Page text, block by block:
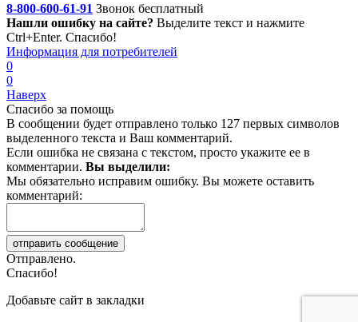
8-800-600-61-91 Звонок бесплатный
Нашли ошибку на сайте? Выделите текст и нажмите
Ctrl+Enter. Спасибо!
Информация для потребителей
0
0
Наверх
Спасибо за помощь
В сообщении будет отправлено только 127 первых символов
выделенного текста и Ваш комментарий.
Если ошибка не связана с текстом, просто укажите ее в
комментарии. Вы выделили:
Мы обязательно исправим ошибку. Вы можете оставить
комментарий:
Отправлено.
Спасибо!
Добавьте сайт в закладки